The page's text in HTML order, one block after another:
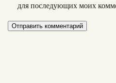
для последующих моих